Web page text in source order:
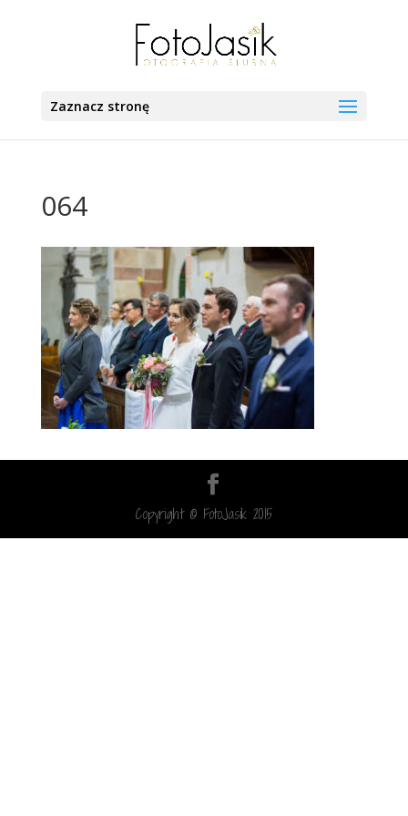
Zaznacz stronę
064
Copyright © FotoJasik 2015